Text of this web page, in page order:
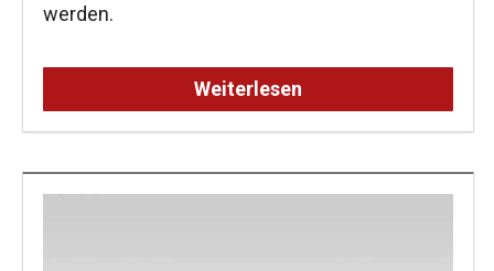
werden.
Weiterlesen